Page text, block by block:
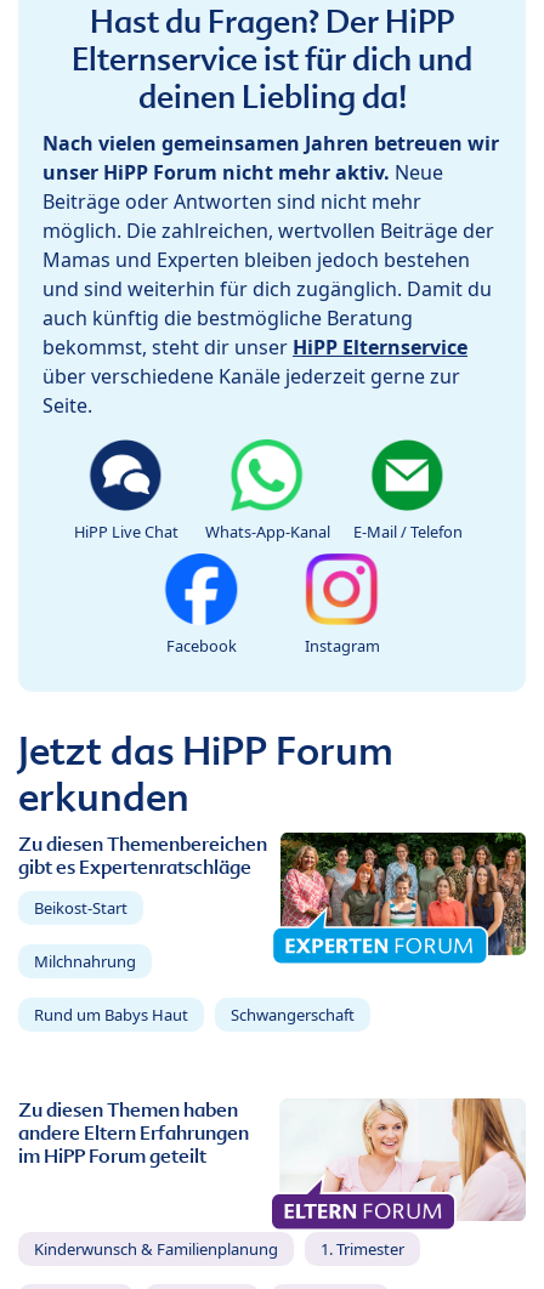
Hast du Fragen? Der HiPP
Elternservice ist für dich und
deinen Liebling da!
Nach vielen gemeinsamen Jahren betreuen wir
unser HiPP Forum nicht mehr aktiv. Neue
Beiträge oder Antworten sind nicht mehr
möglich. Die zahlreichen, wertvollen Beiträge der
Mamas und Experten bleiben jedoch bestehen
und sind weiterhin für dich zugänglich. Damit du
auch künftig die bestmögliche Beratung
bekommst, steht dir unser HiPP Elternservice
über verschiedene Kanäle jederzeit gerne zur
Seite.
HiPP Live Chat Whats-App-Kanal E-Mail / Telefon
Facebook Instagram
Jetzt das HiPP Forum
erkunden
Zu diesen Themenbereichen
gibt es Expertenratschläge
Beikost-Start
Milchnahrung
Rund um Babys Haut Schwangerschaft
Zu diesen Themen haben
andere Eltern Erfahrungen
im HiPP Forum geteilt
Kinderwunsch & Familienplanung 1. Trimester